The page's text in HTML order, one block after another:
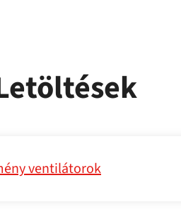
ventilátorok